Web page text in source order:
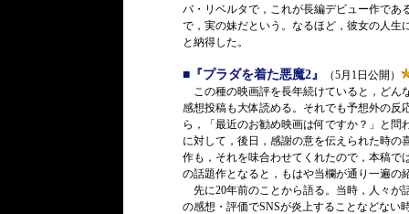
バ・リベルタで，これが長編デビュー作であ
で，実の妹だという。なるほど，彼女の人生
と納得した。
■『プラダを着た悪魔2』
（5月1日公開）
この種の映画評を長年続けていると，どん
感想投稿も大体読める。それでも予想外の反
ら，「最近のお勧め映画は何ですか？」と
に対して，後日，感謝の意を伝えられた時の
作も，それを味合わせてくれたので，本稿で
の話題作となると，もはや当欄が通り一遍の
先に20年前のことから語る。当時，人々が
の感想・評価でSNSが炎上することなどない